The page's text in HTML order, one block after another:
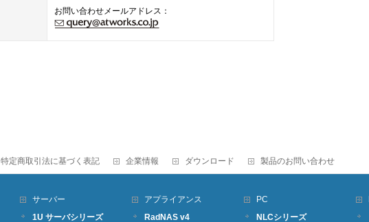
お問い合わせメールアドレス：
特定商取引法に基づく表記 企業情報 ダウンロード 製品のお問い合わせ
サーバー
1U サーバシリーズ
アプライアンス
RadNAS v4
PC
NLCシリーズ